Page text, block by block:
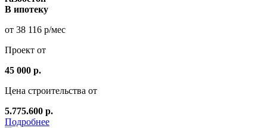
В ипотеку
от 38 116 р/мес
Проект от
45 000 р.
Цена строительства от
5.775.600 р.
Подробнее